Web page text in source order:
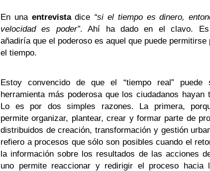
En una entrevistadice “si el tiempo es dinero,
velocidad es poder”. Ahí ha dado en el clavo. Es
añadiría que el poderoso es aquel que puede permitirse
el tiempo.
Estoy convencido de que el “tiempo real” puede
herramienta más poderosa que los ciudadanos hayan
Lo es por dos simples razones. La primera,
permite organizar, plantear, crear y formar parte de
distribuidos de creación, transformación y gestión
refiero a procesos que sólo son posibles cuando el
la información sobre los resultados de las acciones
uno permite reaccionar y redirigir el proceso hacia